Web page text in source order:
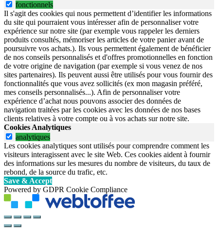
fonctionnels
Il s'agit des cookies qui nous permettent d’identifier les informations
du site qui pourraient vous intéresser afin de personnaliser votre
expérience sur notre site (par exemple vous rappeler les derniers
produits consultés, mémoriser les articles de votre panier avant de
poursuivre vos achats.). Ils vous permettent également de bénéficier
de nos conseils personnalisés et d'offres promotionnelles en fonction
de votre origine de navigation (par exemple si vous venez de nos
sites partenaires). Ils peuvent aussi être utilisés pour vous fournir des
fonctionnalités que vous avez sollicités (ex mon magasin préféré,
mes conseils personnalisés...). Afin de personnaliser votre
expérience d’achat nous pouvons associer des données de
navigation traitées par les cookies avec les données de nos bases
clients relatives à votre compte ou à vos achats sur notre site.
Cookies Analytiques
analytiques
Les cookies analytiques sont utilisés pour comprendre comment les
visiteurs interagissent avec le site Web. Ces cookies aident à fournir
des informations sur les mesures du nombre de visiteurs, du taux de
rebond, de la source du trafic, etc.
Save & Accept
Powered by GDPR Cookie Compliance